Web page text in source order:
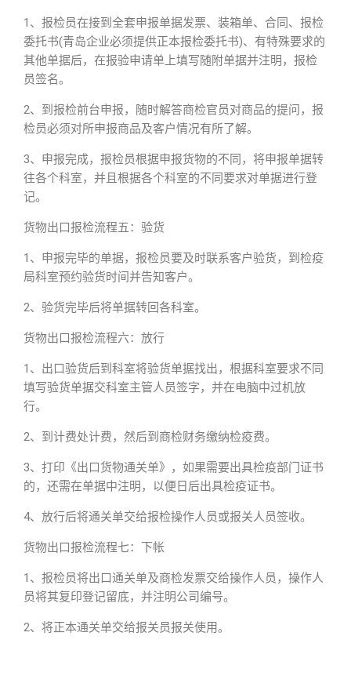
1、报检员在接到全套申报单据发票、装箱单、合同、报检
委托书(青岛企业必须提供正本报检委托书)、有特殊要求的
其他单据后，在报验申请单上填写随附单据并注明，报检
员签名。
2、到报检前台申报，随时解答商检官员对商品的提问，报
检员必须对所申报商品及客户情况有所了解。
3、申报完成，报检员根据申报货物的不同，将申报单据转
往各个科室，并且根据各个科室的不同要求对单据进行登
记。
货物出口报检流程五：验货
1、申报完毕的单据，报检员要及时联系客户验货，到检疫
局科室预约验货时间并告知客户。
2、验货完毕后将单据转回各科室。
货物出口报检流程六：放行
1、出口验货后到科室将验货单据找出，根据科室要求不同
填写验货单据交科室主管人员签字，并在电脑中过机放
行。
2、到计费处计费，然后到商检财务缴纳检疫费。
3、打印《出口货物通关单》，如果需要出具检疫部门证书
的，还需在单据中注明，以便日后出具检疫证书。
4、放行后将通关单交给报检操作人员或报关人员签收。
货物出口报检流程七：下帐
1、报检员将出口通关单及商检发票交给操作人员，操作人
员将其复印登记留底，并注明公司编号。
2、将正本通关单交给报关员报关使用。